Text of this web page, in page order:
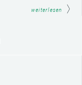
weiterlesen